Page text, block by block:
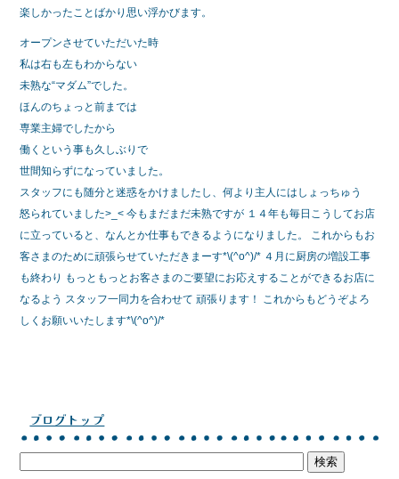
楽しかったことばかり思い浮かびます。
オープンさせていただいた時
私は右も左もわからない
未熟な“マダム”でした。
ほんのちょっと前までは
専業主婦でしたから
働くという事も久しぶりで
世間知らずになっていました。
スタッフにも随分と迷惑をかけましたし、何より主人にはしょっちゅう
怒られていました>_< 今もまだまだ未熟ですが １４年も毎日こうしてお店
に立っていると、なんとか仕事もできるようになりました。 これからもお
客さまのために頑張らせていただきまーす*\(^o^)/* ４月に厨房の増設工事
も終わり もっともっとお客さまのご要望にお応えすることができるお店に
なるよう スタッフ一同力を合わせて 頑張ります！ これからもどうぞよろ
しくお願いいたします*\(^o^)/*
ブログトップ